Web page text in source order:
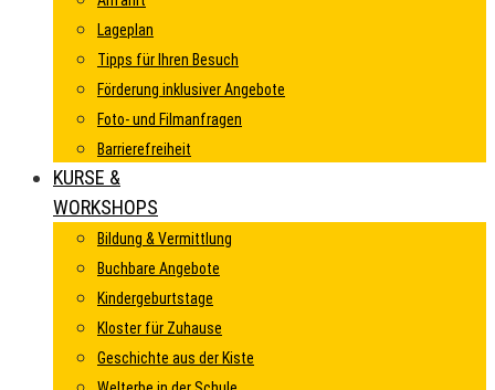
Lageplan
Tipps für Ihren Besuch
Förderung inklusiver Angebote
Foto- und Filmanfragen
Barrierefreiheit
KURSE &
WORKSHOPS
Bildung & Vermittlung
Buchbare Angebote
Kindergeburtstage
Kloster für Zuhause
Geschichte aus der Kiste